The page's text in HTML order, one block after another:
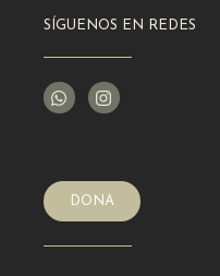
SÍGUENOS EN REDES
DONA